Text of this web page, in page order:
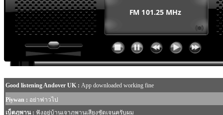
MODULE SBAHJAOUI YOUTUBE
MODULE SBAHJAOUI MEMORY GAME
MODULE SBAHJAOUI ACCORDION MENU